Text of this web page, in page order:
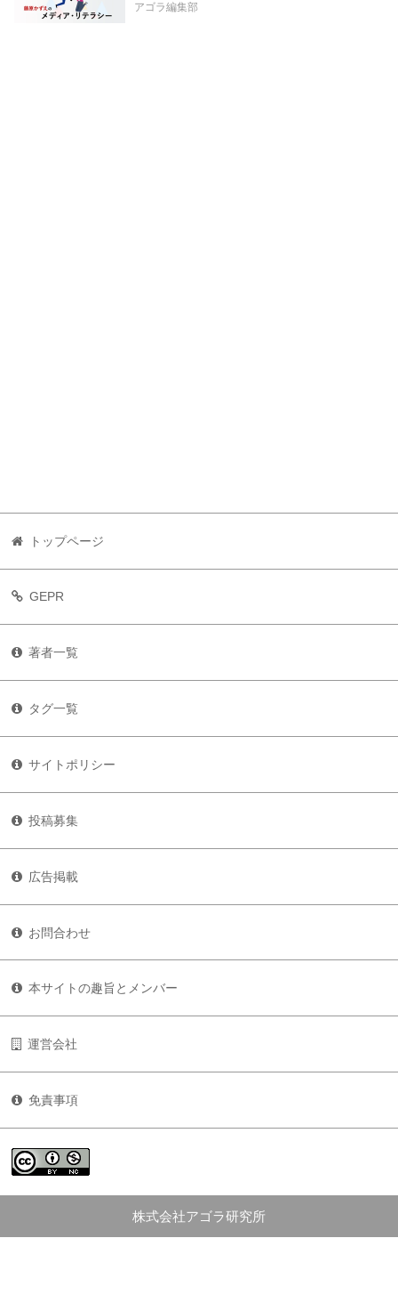
アゴラ編集部
トップページ
GEPR
著者一覧
タグ一覧
サイトポリシー
投稿募集
広告掲載
お問合わせ
本サイトの趣旨とメンバー
運営会社
免責事項
株式会社アゴラ研究所